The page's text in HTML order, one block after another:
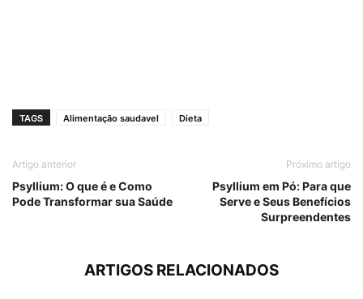
TAGS Alimentação saudavel Dieta
Artigo anterior
Psyllium: O que é e Como
Pode Transformar sua Saúde
Próximo artigo
Psyllium em Pó: Para que
Serve e Seus Benefícios
Surpreendentes
ARTIGOS RELACIONADOS